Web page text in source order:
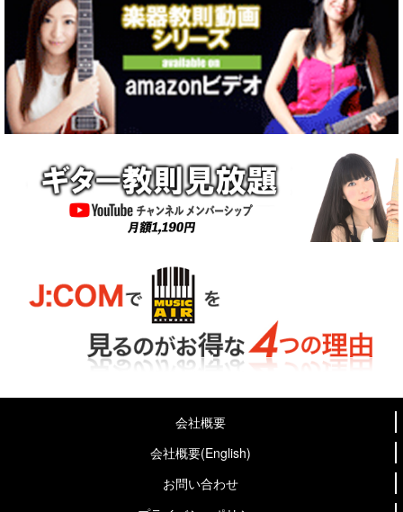
会社概要
会社概要(English)
お問い合わせ